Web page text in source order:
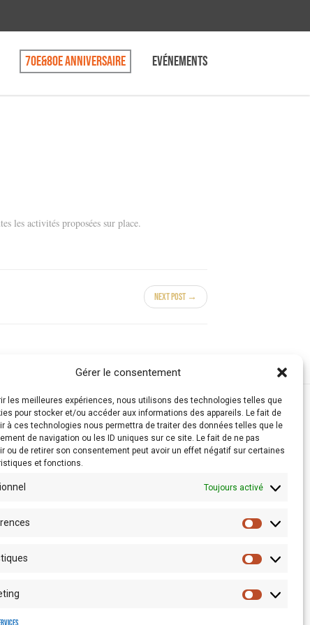
Gérer le consentement
les meilleures expériences, nous utilisons des technologies telles que
pour stocker et/ou accéder aux informations des appareils. Le fait de
à ces technologies nous permettra de traiter des données telles que le
de navigation ou les ID uniques sur ce site. Le fait de ne pas
ou de retirer son consentement peut avoir un effet négatif sur certaines
et fonctions.
Toujours activé
70e&80e anniversaire Evénements
les activités proposées sur place.
Next Post →